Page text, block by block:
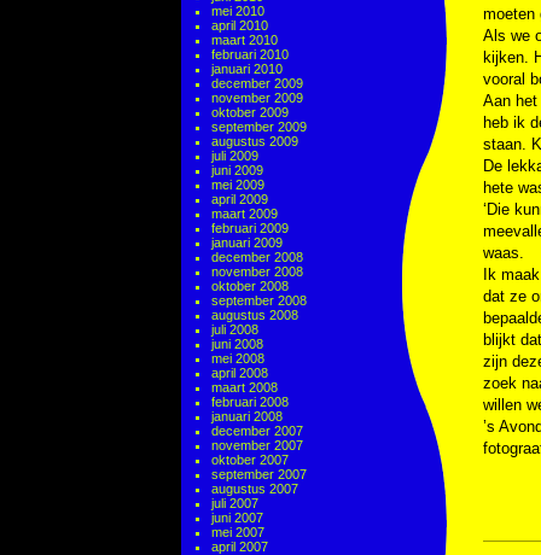
mei 2010
april 2010
maart 2010
februari 2010
januari 2010
december 2009
november 2009
oktober 2009
september 2009
augustus 2009
juli 2009
juni 2009
mei 2009
april 2009
maart 2009
februari 2009
januari 2009
december 2008
november 2008
oktober 2008
september 2008
augustus 2008
juli 2008
juni 2008
mei 2008
april 2008
maart 2008
februari 2008
januari 2008
december 2007
november 2007
oktober 2007
september 2007
augustus 2007
juli 2007
juni 2007
mei 2007
april 2007
moeten
Als we
kijken.
vooral
Aan
heb ik
staan.
De
hete
‘Die
waas.
Ik
dat ze
blijkt
zijn
zoek
willen
’s